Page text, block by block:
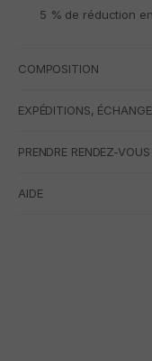
5 % de réduction
COMPOSITION
EXPÉDITIONS,
PRENDRE RENDEZ-
AIDE